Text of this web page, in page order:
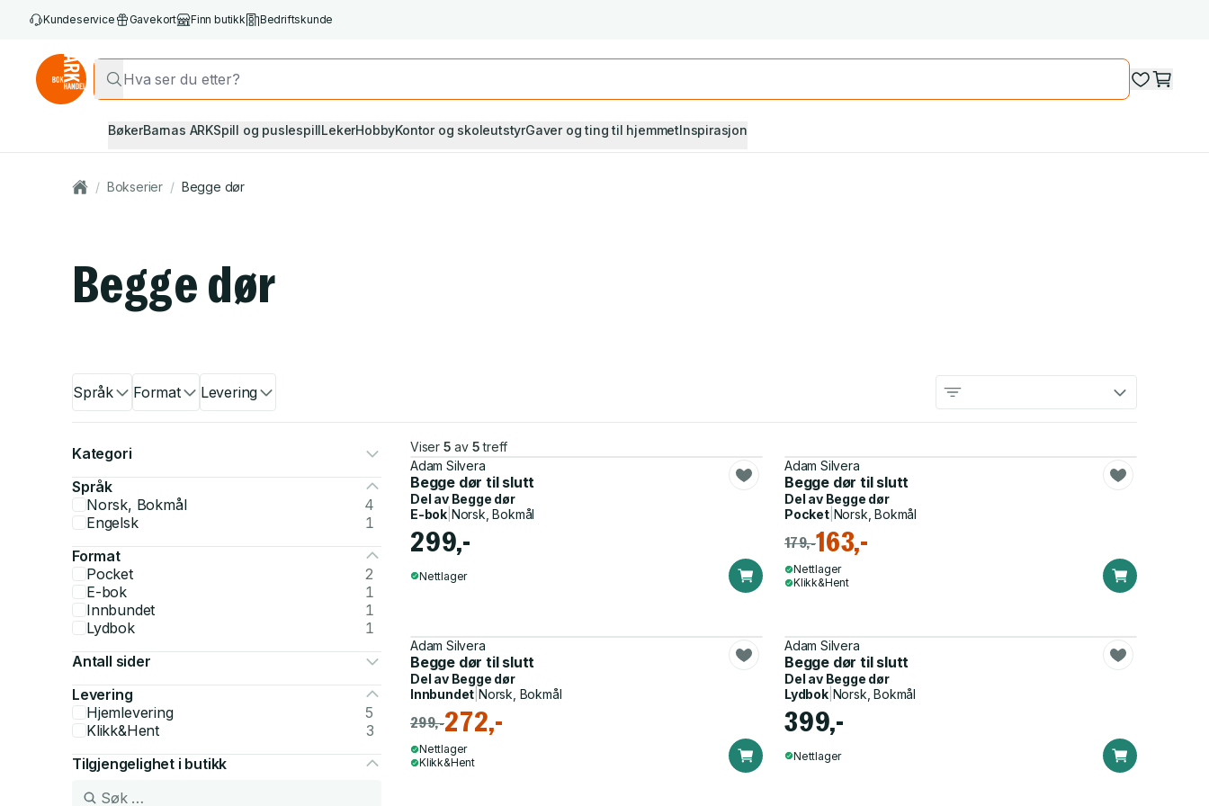
Kundeservice Gavekort Finn butikk Bedriftskunde
BøkerBarnas ARKSpill og puslespillLekerHobbyKontor og skoleutstyrGaver og ting til hjemmetInspirasjon
/ Bokserier / Begge dør
Begge dør
Språk Format Levering
Kategori
Språk
Norsk, Bokmål
4
Engelsk
1
Format
Pocket
2
E-bok
1
Innbundet
1
Lydbok
1
Antall sider
Levering
Hjemlevering
5
Klikk&Hent
3
Tilgjengelighet i butikk
Viser 5 av 5 treff
Adam Silvera
Begge dør til slutt
Del av Begge dør
E-bok Norsk, Bokmål
299,-
Nettlager
Adam Silvera
Begge dør til slutt
Del av Begge dør
Pocket| Norsk, Bokmål
179,-163,-
Nettlager
Klikk&Hent
Adam Silvera
Begge dør til slutt
Del av Begge dør
Innbundet |Norsk, Bokmål
299,-272,-
Nettlager
Klikk&Hent
Adam Silvera
Begge dør til slutt
Del av Begge dør
Lydbok| Norsk, Bokmål
399,-
Nettlager